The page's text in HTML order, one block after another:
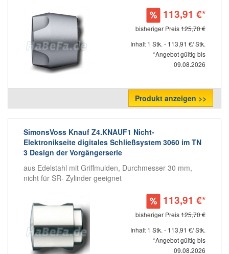
113,91 €*
bisheriger Preis125,70 €
Inhalt 1 Stk. - 113,91 €/ Stk.
*Angebot gültig bis
09.08.2026
Produkt anzeigen >>
SimonsVoss Knauf Z4.KNAUF1 Nicht-
Elektronikseite digitales Schließsystem 3060 im TN
3 Design der Vorgängerserie
aus Edelstahl mit Griffmulden, Durchmesser 30 mm,
nicht für SR- Zylinder geeignet
113,91 €*
bisheriger Preis125,70 €
Inhalt 1 Stk. - 113,91 €/ Stk.
*Angebot gültig bis
09.08.2026